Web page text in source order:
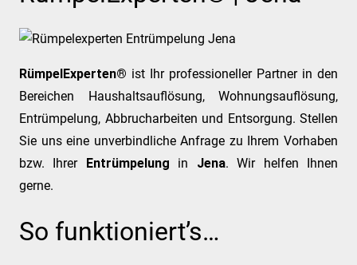
RümpelExperten® ist Ihr professioneller Partner in den
Bereichen Haushaltsauflösung, Wohnungsauflösung,
Entrümpelung, Abbrucharbeiten und Entsorgung. Stellen
Sie uns eine unverbindliche Anfrage zu Ihrem Vorhaben
bzw. Ihrer Entrümpelung in Jena. Wir helfen Ihnen
gerne.
So funktioniert’s…